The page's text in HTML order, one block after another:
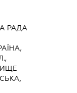
РАДА